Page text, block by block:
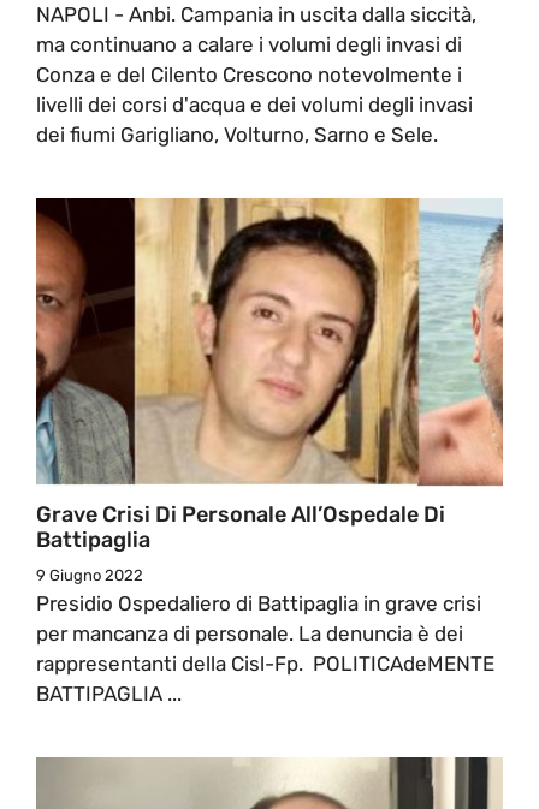
NAPOLI - Anbi. Campania in uscita dalla siccità,
ma continuano a calare i volumi degli invasi di
Conza e del Cilento Crescono notevolmente i
livelli dei corsi d'acqua e dei volumi degli invasi
dei fiumi Garigliano, Volturno, Sarno e Sele.
Grave Crisi Di Personale All’Ospedale Di
Battipaglia
9 Giugno 2022
Presidio Ospedaliero di Battipaglia in grave crisi
per mancanza di personale. La denuncia è dei
rappresentanti della Cisl-Fp. POLITICAdeMENTE
BATTIPAGLIA ...